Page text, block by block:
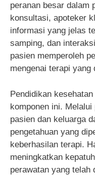
peranan besar dalam
konsultasi, apoteker
informasi yang jelas
samping, dan
pasien memperoleh
mengenai terapi yang
Pendidikan
komponen ini. Melalui
pasien dan keluarga
pengetahuan yang
keberhasilan terapi.
meningkatkan
perawatan yang telah